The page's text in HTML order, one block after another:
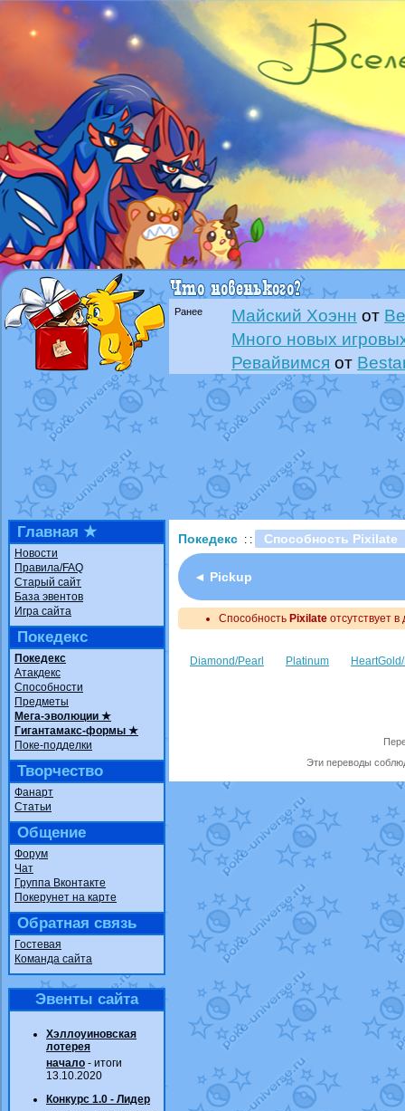
Ранее Майский Хоэнн от
Много новых
Ревайвимся от
Всё, трындец
Технические
доброе утро славяне
Йолда и Мимикью
от
Недовольный
The Dark Wishmaker
шадоу спиритомбот
траббишот
Raging Bolt
Shadow mismagius
художникотvicavica
Главная ★
Новости
Правила/FAQ
Старый сайт
База эвентов
Игра сайта
Покедекс
Покедекс
Атакдекс
Способности
Предметы
Мега-эволюции ★
Гигантамакс-формы ★
Поке-подделки
Творчество
Фанарт
Статьи
Общение
Форум
Чат
Группа Вконтакте
Покерунет на карте
Обратная связь
Гостевая
Команда сайта
Эвенты сайта
Хэллоуиновская
лотерея
начало - итоги
13.10.2020
Конкурс 1.0 - Лидер
Покедекс : : Способность Pixilate
◄ Pickup
Способность Pixilate отсутствует
Diamond/Pearl Platinum
Эти переводы